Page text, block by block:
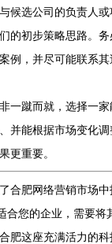
与候选公司的负责人
的初步策略思路。
例，并尽可能联系
一蹴而就，选择一
并能根据市场变化
更重要。
合肥网络营销市场
合您的企业，需要将
肥这座充满活力的